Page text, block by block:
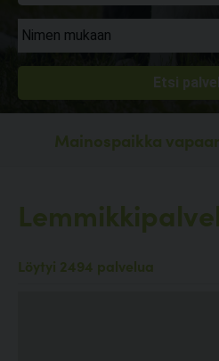
Mainospaikka
Löytyi 2494 palvelua